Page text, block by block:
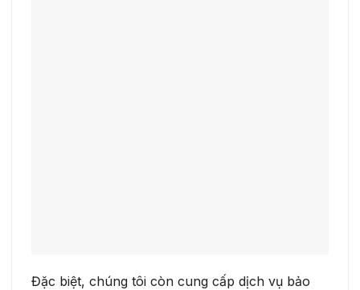
Đặc biệt, chúng tôi còn cung cấp dịch vụ bảo